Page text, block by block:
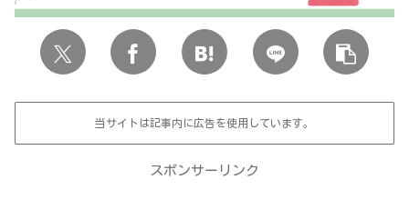
当サイトは記事内に広告を使用しています。
スポンサーリンク